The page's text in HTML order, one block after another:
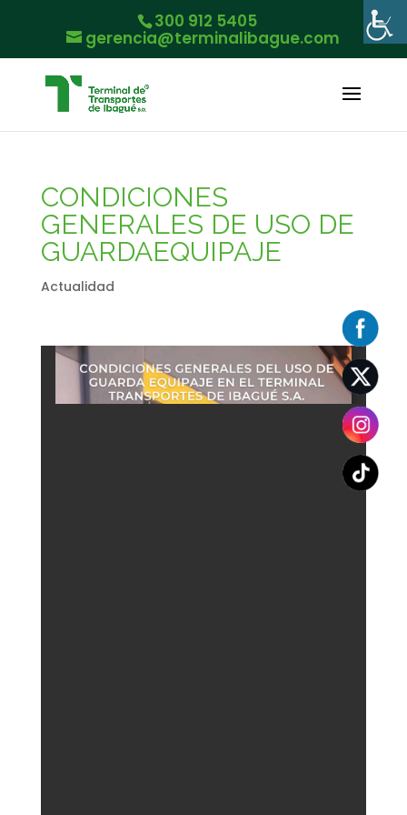
300 912 5405
gerencia@terminalibague.com
CONDICIONES
GENERALES DE USO DE
GUARDAEQUIPAJE
Actualidad